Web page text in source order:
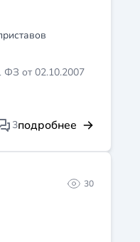
ФЗ от 02.10.2007
3подробнее
30